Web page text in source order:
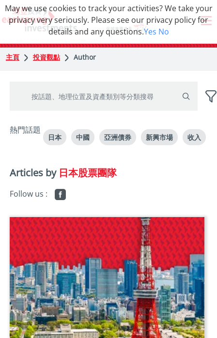
主頁 投資觀點 Author
熱門話題
日本 中國 亞洲債券 新興市場 收入
Articles by 日本股票團隊
Follow us :
May we use cookies to track your activities? We take your
privacy very seriously. Please see our privacy policy for
details and any questions.Yes No